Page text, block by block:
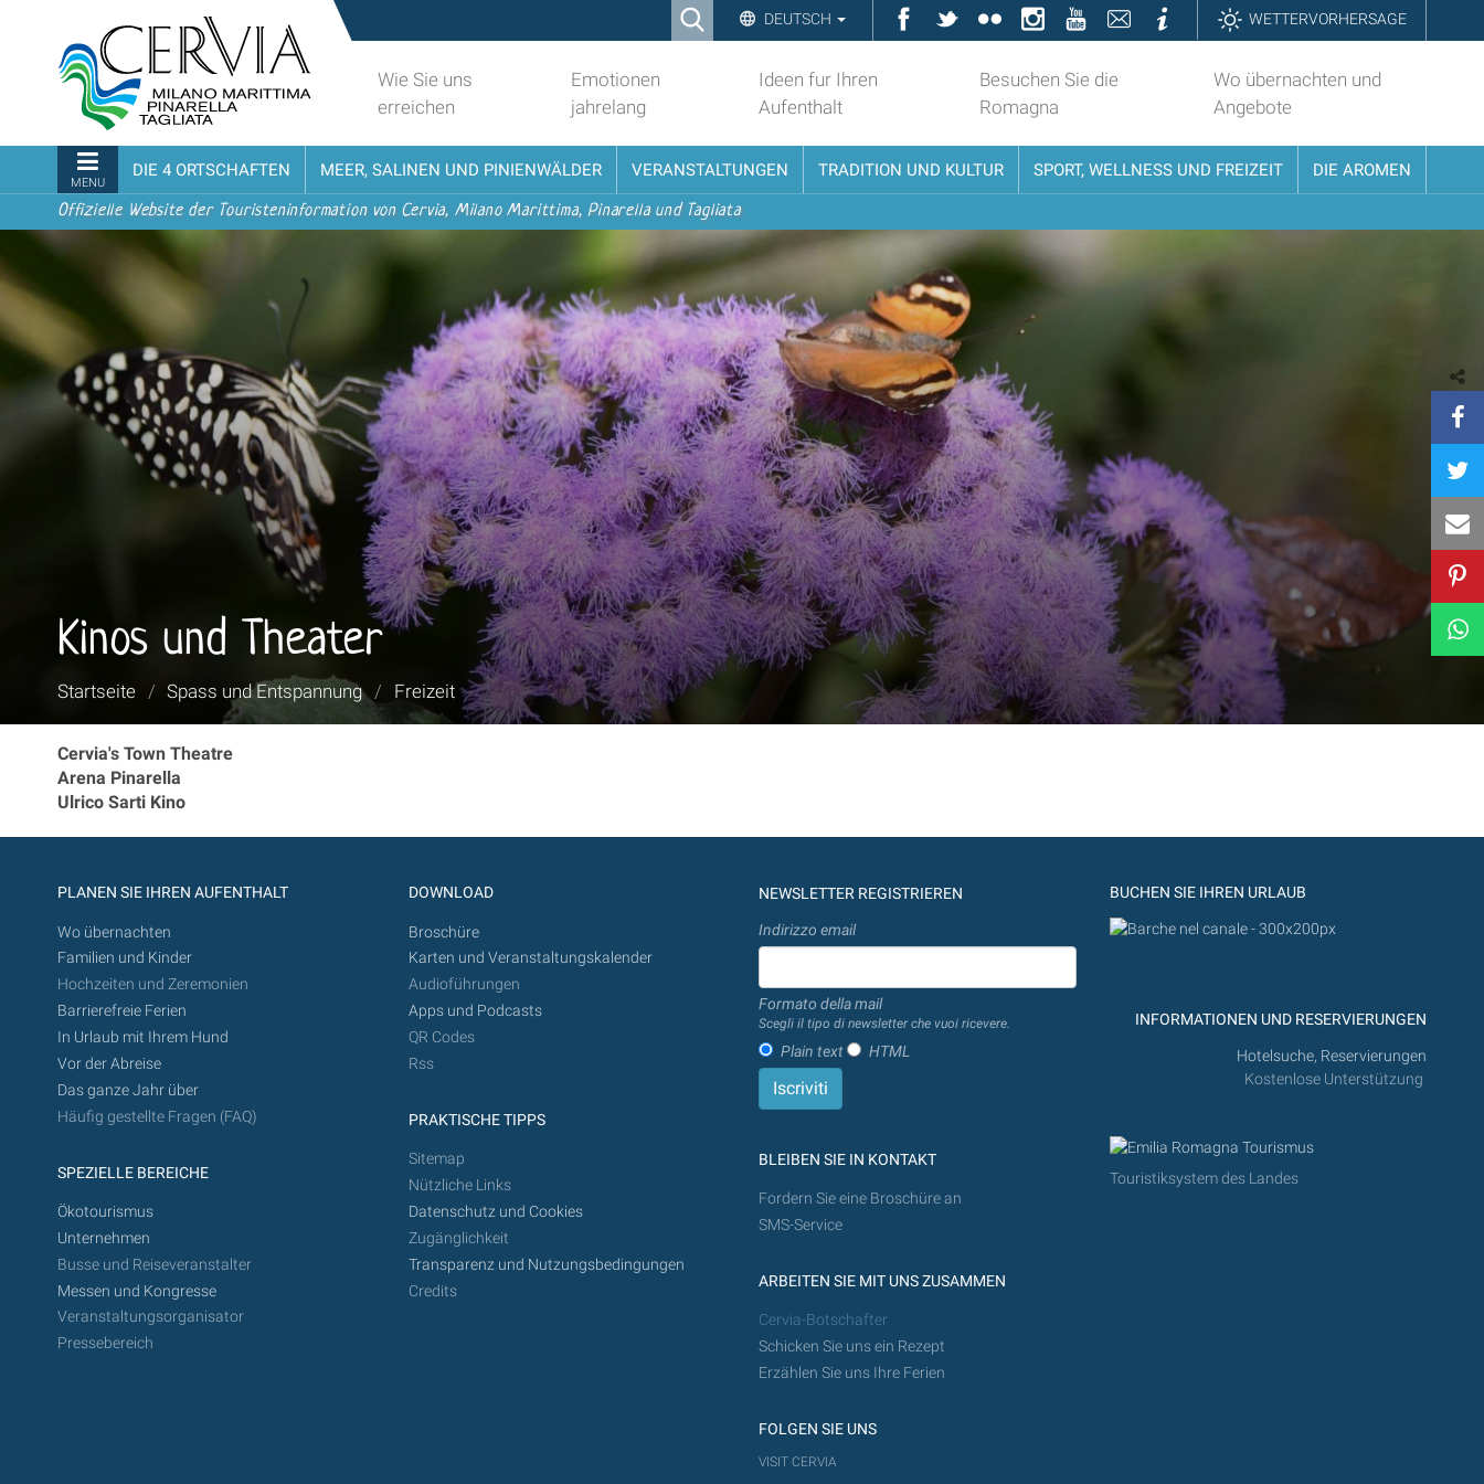
zur
Navigation
Ricerca DEUTSCH Facebook
TwitterFlickrInstagramYouTubeContattiInformazioniWETTERVORHERSAGE
turistico
ufficiale
Cervia,
Milano
Marittima,
Pinarella,
Tagliata
Wie Sie uns
erreichen
Emotionen
jahrelang
Ideen fur Ihren
Aufenthalt
Besuchen Sie die
Romagna
Wo übernachten und
Angebote
MENU
DIE 4 ORTSCHAFTEN MEER, SALINEN UND PINIENWÄLDER VERANSTALTUNGEN TRADITION UND KULTUR SPORT, WELLNESS UND FREIZEIT DIE AROMEN
Offizielle Website der Touristeninformation von Cervia, Milano Marittima, Pinarella und Tagliata
Kinos und Theater
Sie
hier:
Startseite / Spass und Entspannung / Freizeit
Cervia's Town Theatre
Arena Pinarella
Ulrico Sarti Kino
PLANEN SIE IHREN AUFENTHALT
Wo übernachten
Familien und Kinder
Hochzeiten und Zeremonien
Barrierefreie Ferien
In Urlaub mit Ihrem Hund
Vor der Abreise
Das ganze Jahr über
Häufig gestellte Fragen (FAQ)
SPEZIELLE BEREICHE
Ökotourismus
Unternehmen
Busse und Reiseveranstalter
Messen und Kongresse
Veranstaltungsorganisator
Pressebereich
DOWNLOAD
Broschüre
Karten und Veranstaltungskalender
Audioführungen
Apps und Podcasts
QR Codes
Rss
PRAKTISCHE TIPPS
Sitemap
Nützliche Links
Datenschutz und Cookies
Zugänglichkeit
Transparenz und Nutzungsbedingungen
Credits
NEWSLETTER REGISTRIEREN
Indirizzo email
Formato della mail
Scegli il tipo di newsletter che vuoi ricevere.
Plain text HTML
BLEIBEN SIE IN KONTAKT
Fordern Sie eine Broschüre an
SMS-Service
ARBEITEN SIE MIT UNS ZUSAMMEN
Cervia-Botschafter
Schicken Sie uns ein Rezept
Erzählen Sie uns Ihre Ferien
FOLGEN SIE UNS
VISIT CERVIA
BUCHEN SIE IHREN URLAUB
INFORMATIONEN UND RESERVIERUNGEN
Hotelsuche, Reservierungen
Kostenlose Unterstützung
Touristiksystem des Landes